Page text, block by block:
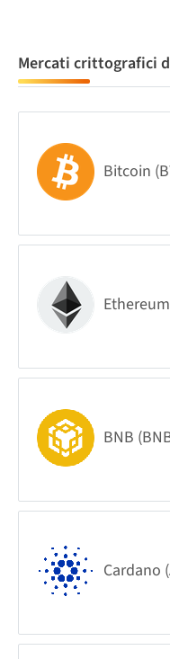
Mercati crittografici
Bitcoin
BNB
Cardano